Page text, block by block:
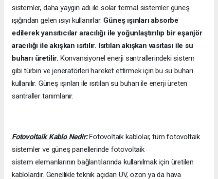
sistemler, daha yaygın adı ile solar termal sistemler güneş
ışığından gelen ısıyı kullanırlar. Güneş ışınları absorbe
edilerek yansıtıcılar aracılığı ile yoğunlaştırılıp bir eşanjör
aracılığı ile akışkan ısıtılır. Isıtılan akışkan vasıtası ile su
buharı üretilir. Konvansiyonel enerji santrallerindeki sistem
gibi türbin ve jeneratörleri hareket ettirmek için bu su buharı
kullanılır. Güneş ışınları ile ısıtılan su buharı ile enerji üreten
santraller tanımlanır.
Fotovoltaik Kablo Nedir:Fotovoltaik kablolar, tüm fotovoltaik
sistemler ve güneş panellerinde fotovoltaik
sistem elemanlarının bağlantılarında kullanılmak için üretilen
kablolardır. Genellikle teknik açıdan UV, ozon ya da hava